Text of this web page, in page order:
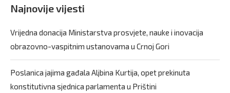
Najnovije vijesti
Vrijedna donacija Ministarstva prosvjete, nauke i inovacija
obrazovno-vaspitnim ustanovama u Crnoj Gori
Poslanica jajima gađala Aljbina Kurtija, opet prekinuta
konstitutivna sjednica parlamenta u Prištini